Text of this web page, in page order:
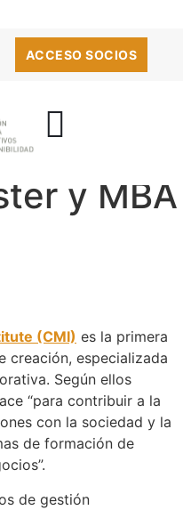
ACCESO SOCIOS
y MBA
(CMI) es la primera
creación, especializada
Según ellos
“para contribuir a la
con la sociedad y la
de formación de
de gestión